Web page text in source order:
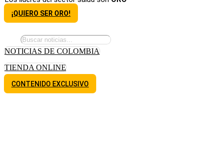
¡QUIERO SER ORO!
NOTICIAS DE COLOMBIA
TIENDA ONLINE
CONTENIDO EXCLUSIVO